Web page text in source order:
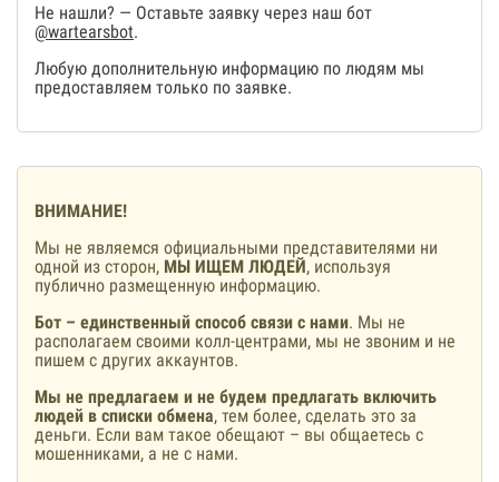
Не нашли? — Оставьте заявку через наш бот
@wartearsbot.
Любую дополнительную информацию по людям мы
предоставляем только по заявке.
ВНИМАНИЕ!
Мы не являемся официальными представителями ни
одной из сторон, МЫ ИЩЕМ ЛЮДЕЙ, используя
публично размещенную информацию.
Бот – единственный способ связи с нами. Мы не
располагаем своими колл-центрами, мы не звоним и не
пишем с других аккаунтов.
Мы не предлагаем и не будем предлагать включить
людей в списки обмена, тем более, сделать это за
деньги. Если вам такое обещают – вы общаетесь с
мошенниками, а не с нами.